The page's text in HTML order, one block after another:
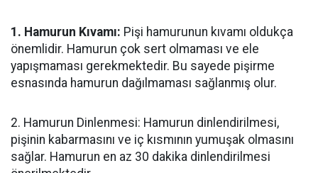
1. Hamurun Kıvamı: Pişi hamurunun kıvamı oldukça
önemlidir. Hamurun çok sert olmaması ve ele
yapışmaması gerekmektedir. Bu sayede pişirme
esnasında hamurun dağılmaması sağlanmış olur.
2. Hamurun Dinlenmesi: Hamurun dinlendirilmesi,
pişinin kabarmasını ve iç kısmının yumuşak olmasını
sağlar. Hamurun en az 30 dakika dinlendirilmesi